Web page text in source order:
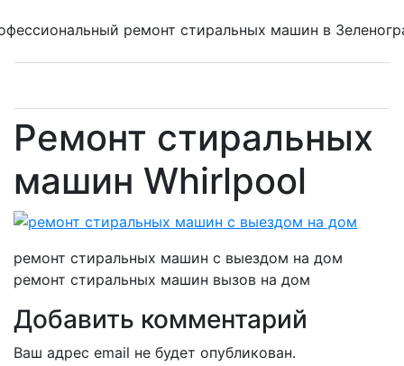
ремонт стиральных машин в
Ремонт стиральных
машин Whirlpool
ремонт стиральных машин с выездом на дом
ремонт стиральных машин вызов на дом
Добавить комментарий
Ваш адрес email не будет опубликован.